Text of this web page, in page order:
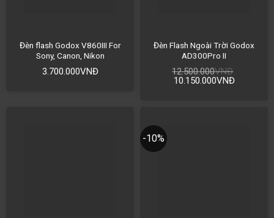
Đèn flash Godox V860III For
Sony, Canon, Nikon
3.700.000VNĐ
Đèn Flash Ngoài Trời Godox
AD300Pro II
12.500.000VNĐ
10.150.000VNĐ
-10%